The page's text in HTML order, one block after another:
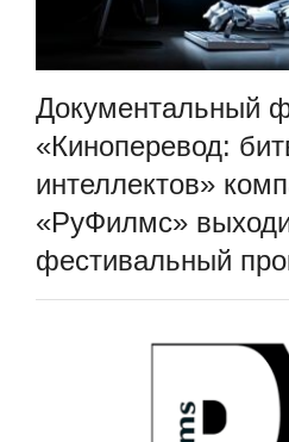
Документальный
«Киноперевод:
интеллектов»
«РуФилмс»
фестивальный